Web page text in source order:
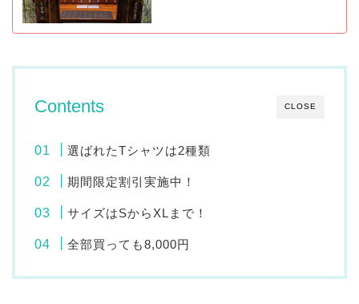
CLOSE
Contents
選ばれたTシャツは2種類
期間限定割引実施中！
サイズはSからXLまで！
全部買っても8,000円